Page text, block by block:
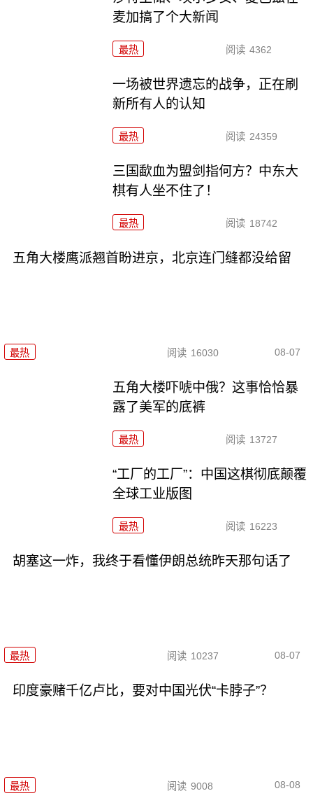
麦加搞了个大新闻
最热 阅读 4362
一场被世界遗忘的战争，正在刷
新所有人的认知
最热 阅读 24359
三国歃血为盟剑指何方？中东大
棋有人坐不住了！
最热 阅读 18742
五角大楼鹰派翘首盼进京，北京连门缝都没给留
最热 阅读 16030 08-07
五角大楼吓唬中俄？这事恰恰暴
露了美军的底裤
最热 阅读 13727
“工厂的工厂”：中国这棋彻底颠覆
全球工业版图
最热 阅读 16223
胡塞这一炸，我终于看懂伊朗总统昨天那句话了
最热 阅读 10237 08-07
印度豪赌千亿卢比，要对中国光伏“卡脖子”？
最热 阅读 9008 08-08